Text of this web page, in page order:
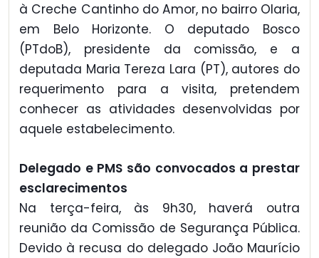
à Creche Cantinho do Amor, no bairro Olaria,
em Belo Horizonte. O deputado Bosco
(PTdoB), presidente da comissão, e a
deputada Maria Tereza Lara (PT), autores do
requerimento para a visita, pretendem
conhecer as atividades desenvolvidas por
aquele estabelecimento.
Delegado e PMS são convocados a prestar
esclarecimentos
Na terça-feira, às 9h30, haverá outra
reunião da Comissão de Segurança Pública.
Devido à recusa do delegado João Maurício